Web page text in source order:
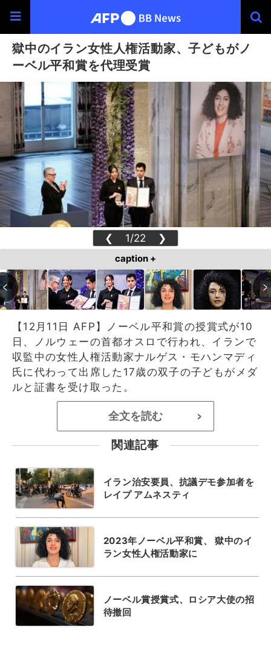
獄中のイラン女性人権活動家、子どもがノ
ーベル平和賞を代理受賞
❮ 1/22 ❯
caption +
【12月11日 AFP】ノーベル平和賞の授賞式が10
日、ノルウェーの首都オスロで行われ、イランで
収監中の女性人権活動家ナルゲス・モハンマディ
氏に代わって出席した17歳の双子の子どもがメダ
ルと証書を受け取った。
全文を読む >
関連記事
イラン治安要員、抗議デモ参加者を
レイプ アムネスティ
2023年ノーベル平和賞、 獄中のイ
ラン女性人権活動家に
ノーベル賞授賞式、ロシア大使の招
待撤回